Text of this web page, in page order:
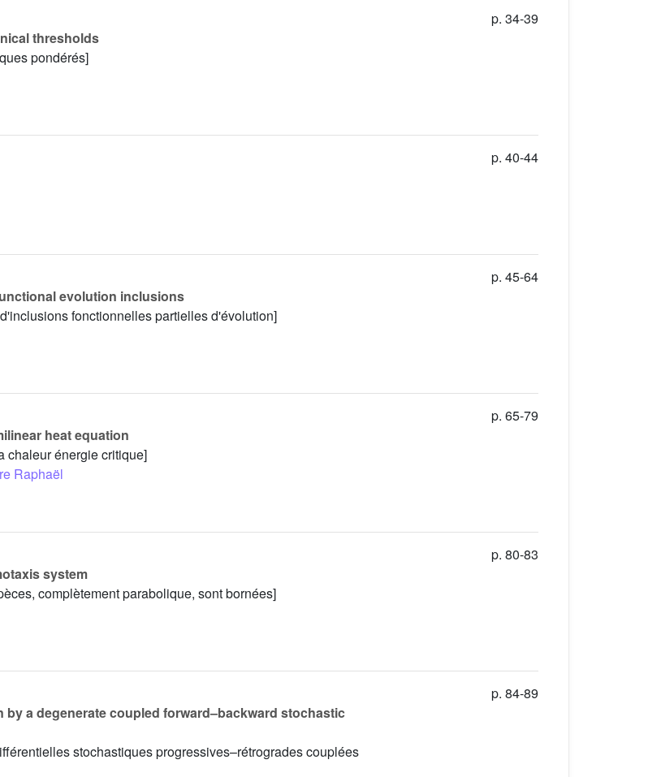
thresholds
pondérés]
p. 34-39
p. 40-44
evolution inclusions
fonctionnelles partielles d'évolution]
p. 45-64
heat equation
chaleur énergie critique]
Raphaël
p. 65-79
system
complètement parabolique, sont bornées]
p. 80-83
a degenerate coupled forward–backward stochastic
stochastiques progressives–rétrogrades couplées
p. 84-89